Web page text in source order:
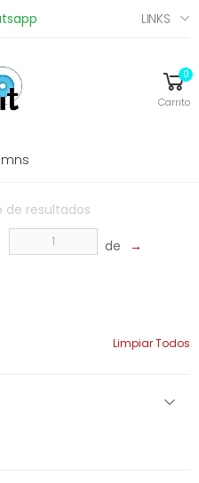
LINKS
0
Carrito
de resultados
de →
Limpiar Todos